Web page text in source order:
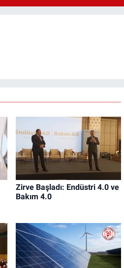
Zirve Başladı: Endüstri 4.0 ve
Bakım 4.0